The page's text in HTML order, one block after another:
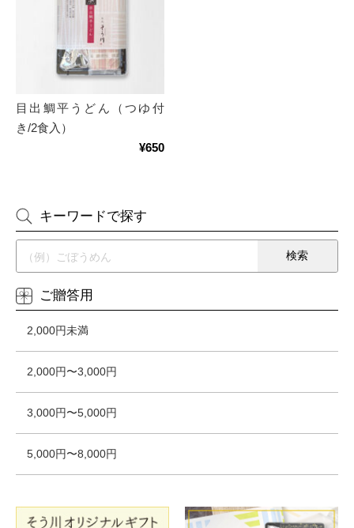
目出鯛平うどん（つゆ付
き/2食入）
¥650
キーワードで探す
ご贈答用
2,000円未満
2,000円〜3,000円
3,000円〜5,000円
5,000円〜8,000円